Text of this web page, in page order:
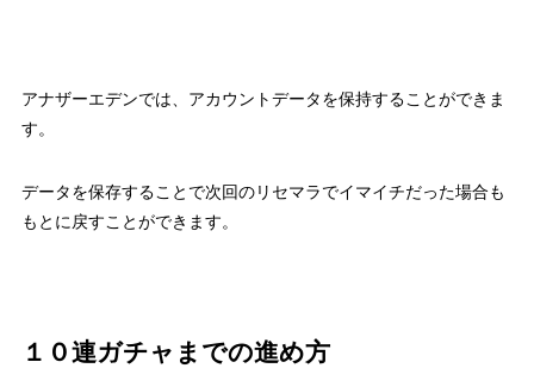
アナザーエデンでは、アカウントデータを保持することができま
す。
データを保存することで次回のリセマラでイマイチだった場合も
もとに戻すことができます。
１０連ガチャまでの進め方